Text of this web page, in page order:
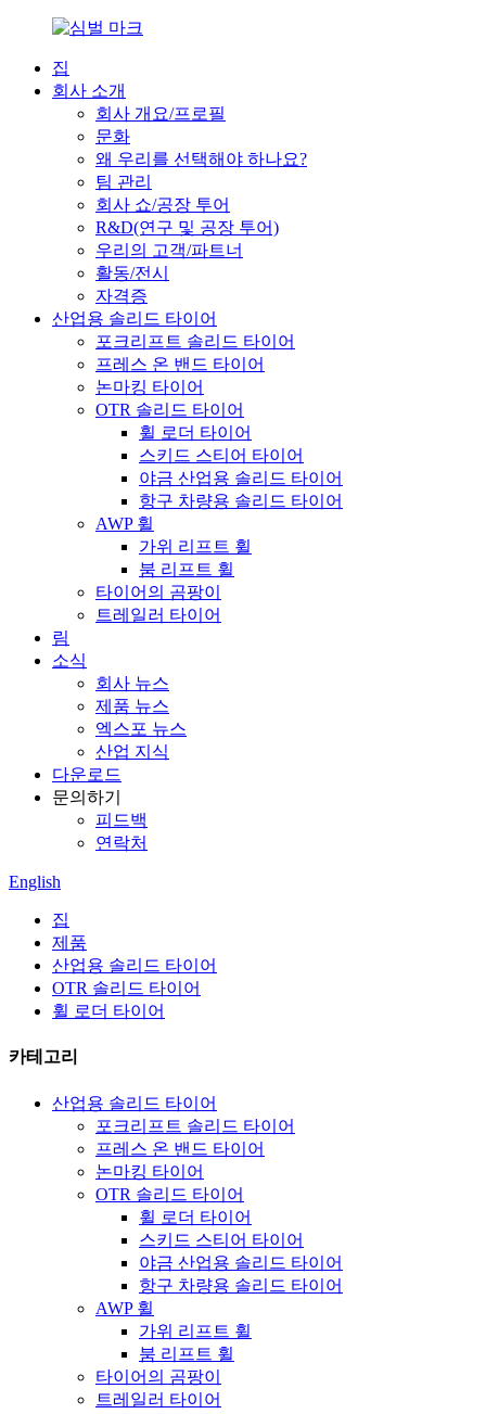
집
회사 소개
회사 개요/프로필
문화
왜 우리를 선택해야 하나요?
팀 관리
회사 쇼/공장 투어
R&D(연구 및 공장 투어)
우리의 고객/파트너
활동/전시
자격증
산업용 솔리드 타이어
포크리프트 솔리드 타이어
프레스 온 밴드 타이어
논마킹 타이어
OTR 솔리드 타이어
휠 로더 타이어
스키드 스티어 타이어
야금 산업용 솔리드 타이어
항구 차량용 솔리드 타이어
AWP 휠
가위 리프트 휠
붐 리프트 휠
타이어의 곰팡이
트레일러 타이어
림
소식
회사 뉴스
제품 뉴스
엑스포 뉴스
산업 지식
다운로드
문의하기
피드백
연락처
English
집
제품
산업용 솔리드 타이어
OTR 솔리드 타이어
휠 로더 타이어
카테고리
산업용 솔리드 타이어
포크리프트 솔리드 타이어
프레스 온 밴드 타이어
논마킹 타이어
OTR 솔리드 타이어
휠 로더 타이어
스키드 스티어 타이어
야금 산업용 솔리드 타이어
항구 차량용 솔리드 타이어
AWP 휠
가위 리프트 휠
붐 리프트 휠
타이어의 곰팡이
트레일러 타이어